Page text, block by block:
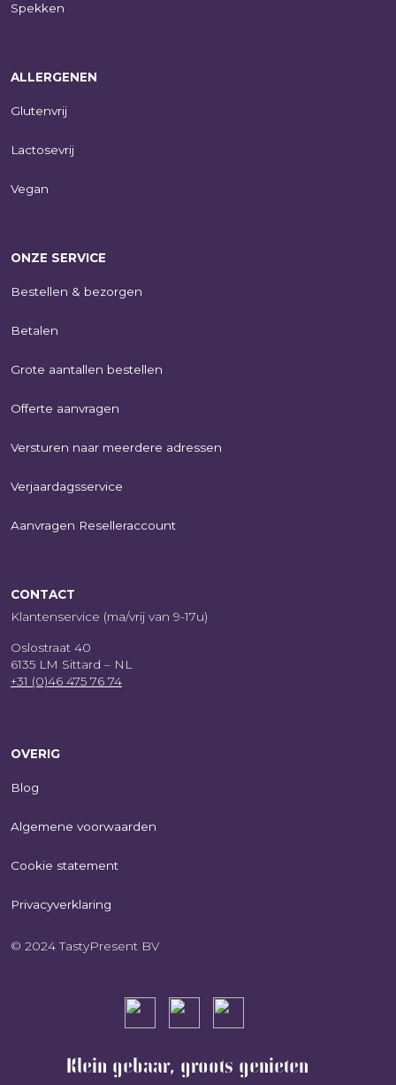
Spekken
ALLERGENEN
Glutenvrij
Lactosevrij
Vegan
ONZE SERVICE
Bestellen & bezorgen
Betalen
Grote aantallen bestellen
Offerte aanvragen
Versturen naar meerdere adressen
Verjaardagsservice
Aanvragen Reselleraccount
CONTACT
Klantenservice (ma/vrij van 9-17u)
Oslostraat 40
6135 LM Sittard – NL
+31 (0)46 475 76 74
OVERIG
Blog
Algemene voorwaarden
Cookie statement
Privacyverklaring
© 2024 TastyPresent BV
Klein gebaar, groots genieten